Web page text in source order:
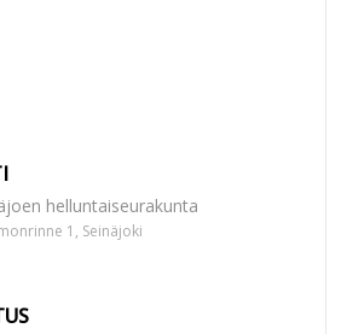
helluntaiseurakunta
1, Seinäjoki